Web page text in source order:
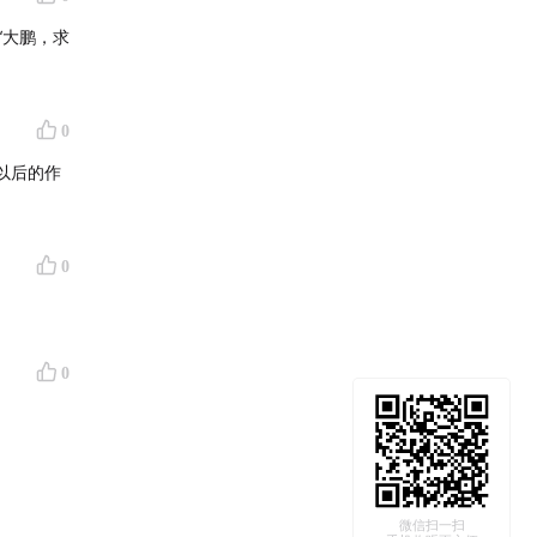
鹏，求
0
后的作
0
0
微信扫一扫